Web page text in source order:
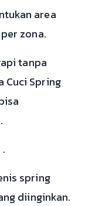
area
zona.
tanpa
Cuci Spring
spring
diinginkan.